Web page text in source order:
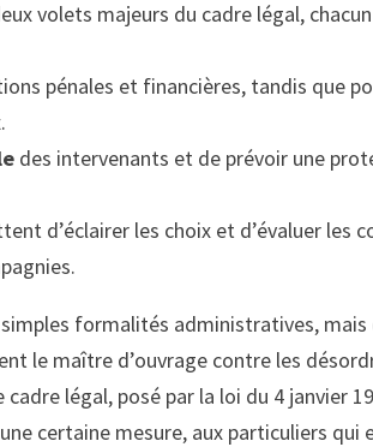
volets majeurs du cadre légal,
pénales et financières, tandis que
des intervenants et de prévoir une
d’éclairer les choix et d’évaluer les
formalités administratives,
le maître d’ouvrage contre les
légal, posé par la loi du 4 janvier
certaine mesure, aux particuliers